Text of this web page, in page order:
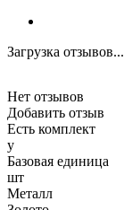
Загрузка отзывов...
Нет отзывов
Добавить отзыв
Есть комплект
y
Базовая единица
шт
Металл